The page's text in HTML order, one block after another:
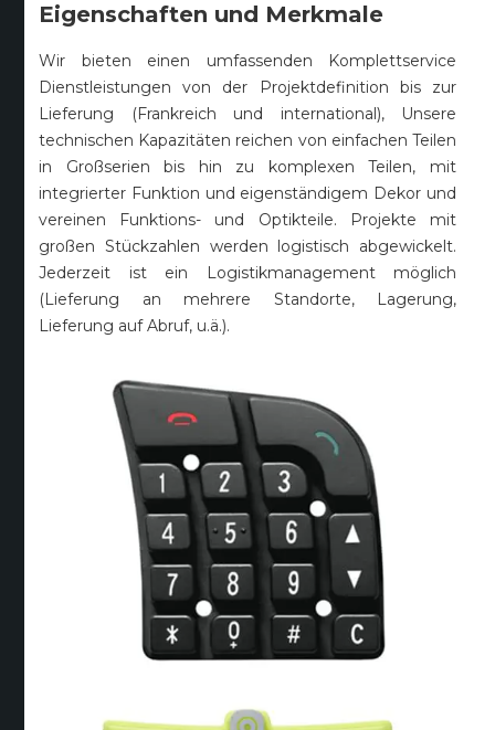
Eigenschaften und Merkmale
Wir bieten einen umfassenden Komplettservice
Dienstleistungen von der Projektdefinition bis zur
Lieferung (Frankreich und international), Unsere
technischen Kapazitäten reichen von einfachen Teilen
in Großserien bis hin zu komplexen Teilen, mit
integrierter Funktion und eigenständigem Dekor und
vereinen Funktions- und Optikteile. Projekte mit
großen Stückzahlen werden logistisch abgewickelt.
Jederzeit ist ein Logistikmanagement möglich
(Lieferung an mehrere Standorte, Lagerung,
Lieferung auf Abruf, u.ä.).